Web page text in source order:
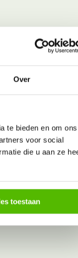
Over
te bieden en om ons
voor social
die u aan ze
toestaan